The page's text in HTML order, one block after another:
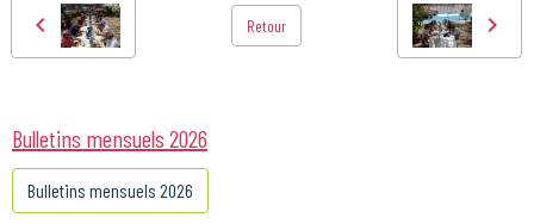
Retour
Bulletins mensuels 2026
Bulletins mensuels 2026